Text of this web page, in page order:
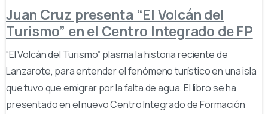
Juan Cruz presenta “El Volcán del
Turismo” en el Centro Integrado de FP
“El Volcán del Turismo” plasma la historia reciente de
Lanzarote, para entender el fenómeno turístico en una isla
que tuvo que emigrar por la falta de agua. El libro se ha
presentado en el nuevo Centro Integrado de Formación